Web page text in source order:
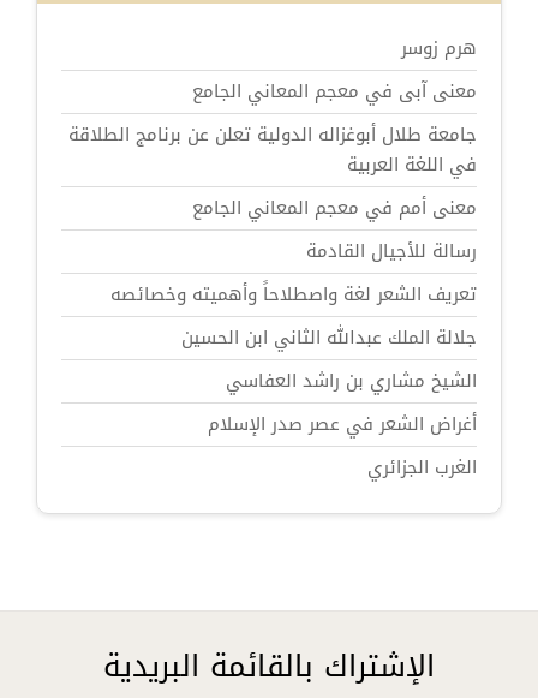
هرم زوسر
معنى آبى في معجم المعاني الجامع
جامعة طلال أبوغزاله الدولية تعلن عن برنامج الطلاقة
في اللغة العربية
معنى أمم في معجم المعاني الجامع
رسالة للأجيال القادمة
تعريف الشعر لغة واصطلاحاً وأهميته وخصائصه
جلالة الملك عبدالله الثاني ابن الحسين
الشيخ مشاري بن راشد العفاسي
أغراض الشعر في عصر صدر الإسلام
الغرب الجزائري
الإشتراك بالقائمة البريدية